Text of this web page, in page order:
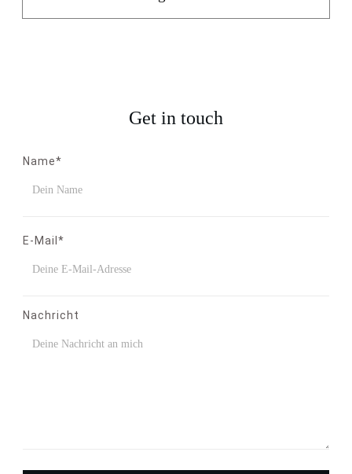
Get in touch
Name*
E-Mail*
Nachricht